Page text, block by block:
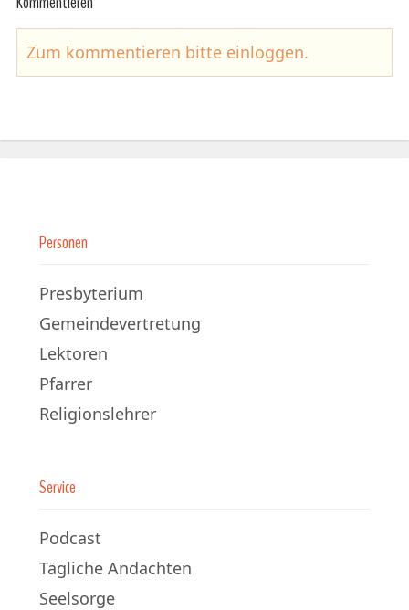
Zum kommentieren bitte einloggen.
Personen
Presbyterium
Gemeindevertretung
Lektoren
Pfarrer
Religionslehrer
Service
Podcast
Tägliche Andachten
Seelsorge